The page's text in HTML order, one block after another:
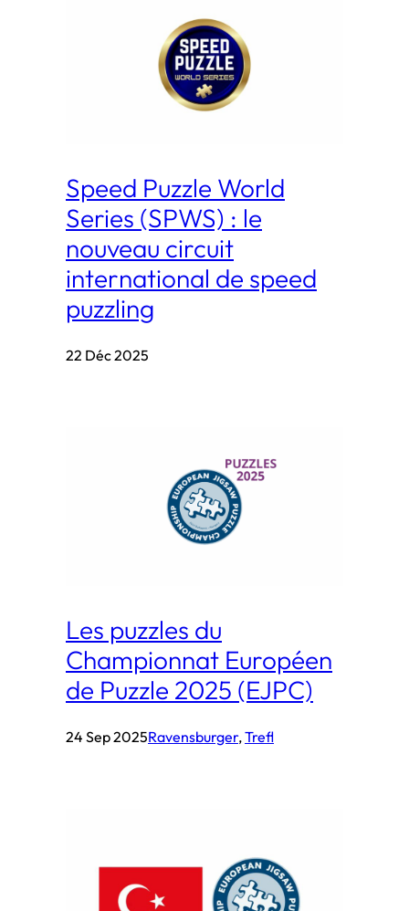
Speed Puzzle World
Series (SPWS) : le
nouveau circuit
international de speed
puzzling
22 Déc 2025
Les puzzles du
Championnat Européen
de Puzzle 2025 (EJPC)
24 Sep 2025Ravensburger, Trefl